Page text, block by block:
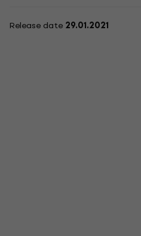
Release date 29.01.2021